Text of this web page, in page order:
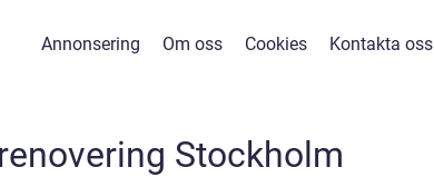
Annonsering Om oss Cookies Kontakta oss
Stockholm